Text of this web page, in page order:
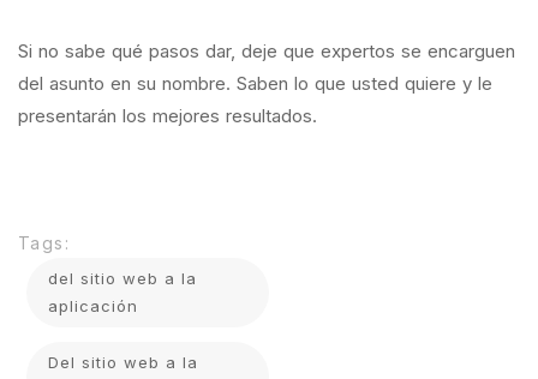
Si no sabe qué pasos dar, deje que expertos se encarguen
del asunto en su nombre. Saben lo que usted quiere y le
presentarán los mejores resultados.
Tags:
del sitio web a la
aplicación
Del sitio web a la